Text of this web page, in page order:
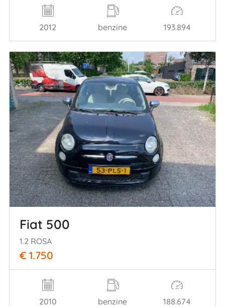
2012 benzine 193.894
Fiat 500
1.2 ROSA
€ 1.750
2010 benzine 188.674